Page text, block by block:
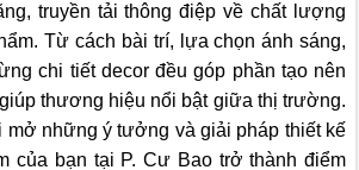
truyền tải thông điệp về chất lượng
Từ cách bài trí, lựa chọn ánh sáng,
chi tiết decor đều góp phần tạo nên
thương hiệu nổi bật giữa thị trường.
những ý tưởng và giải pháp thiết kế
của bạn tại P. Cư Bao trở thành điểm